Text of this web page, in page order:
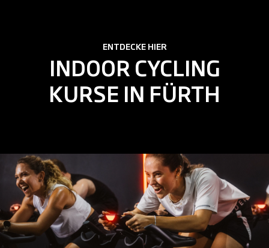
ENTDECKE HIER
INDOOR CYCLING
KURSE IN FÜRTH